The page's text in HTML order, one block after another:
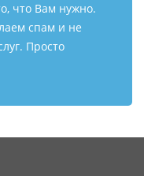
что Вам нужно.
спам и не
Просто